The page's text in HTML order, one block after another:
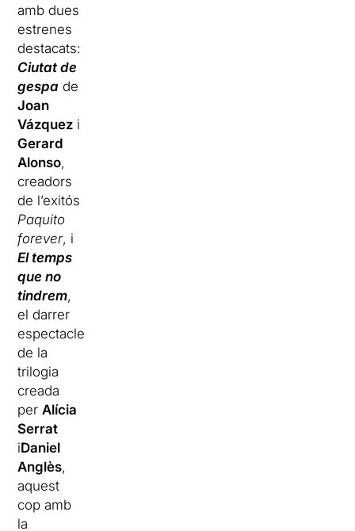
amb dues
estrenes
destacats:
Ciutat de
gespa de
Joan
Vázquez i
Gerard
Alonso,
creadors
de l’exitós
Paquito
forever, i
El temps
que no
tindrem,
el darrer
espectacle
de la
trilogia
creada
perAlícia
Serrat
iDaniel
Anglès,
aquest
cop amb
la